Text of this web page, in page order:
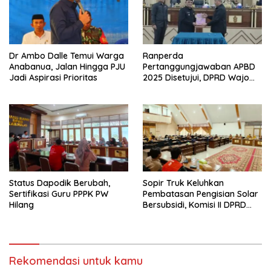
Dr Ambo Dalle Temui Warga
Anabanua, Jalan Hingga PJU
Jadi Aspirasi Prioritas
Ranperda
Pertanggungjawaban APBD
2025 Disetujui, DPRD Wajo
Efektif
Status Dapodik Berubah,
Sertifikasi Guru PPPK PW
Hilang
Sopir Truk Keluhkan
Pembatasan Pengisian Solar
Bersubsidi, Komisi II DPRD
Rekomendasi untuk kamu